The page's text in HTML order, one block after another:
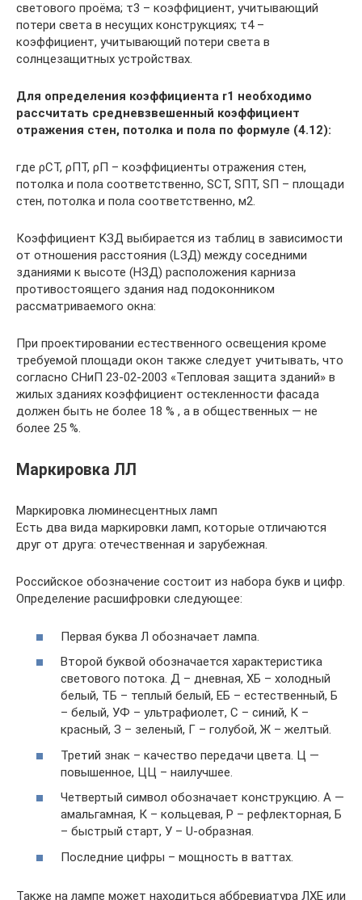
светового проёма; τ3 – коэффициент, учитывающий
потери света в несущих конструкциях; τ4 –
коэффициент, учитывающий потери света в
солнцезащитных устройствах.
Для определения коэффициента r1 необходимо
рассчитать средневзвешенный коэффициент
отражения стен, потолка и пола по формуле (4.12):
где ρСТ, ρПТ, ρП – коэффициенты отражения стен,
потолка и пола соответственно, SСТ, SПТ, SП – площади
стен, потолка и пола соответственно, м2.
Коэффициент KЗД выбирается из таблиц в зависимости
от отношения расстояния (LЗД) между соседними
зданиями к высоте (HЗД) расположения карниза
противостоящего здания над подоконником
рассматриваемого окна:
При проектировании естественного освещения кроме
требуемой площади окон также следует учитывать, что
согласно СНиП 23-02-2003 «Тепловая защита зданий» в
жилых зданиях коэффициент остекленности фасада
должен быть не более 18 % , а в общественных — не
более 25 %.
Маркировка ЛЛ
Маркировка люминесцентных ламп
Есть два вида маркировки ламп, которые отличаются
друг от друга: отечественная и зарубежная.
Российское обозначение состоит из набора букв и цифр.
Определение расшифровки следующее:
Первая буква Л обозначает лампа.
Второй буквой обозначается характеристика
светового потока. Д – дневная, ХБ – холодный
белый, ТБ – теплый белый, ЕБ – естественный, Б
– белый, УФ – ультрафиолет, С – синий, К –
красный, З – зеленый, Г – голубой, Ж – желтый.
Третий знак – качество передачи цвета. Ц —
повышенное, ЦЦ – наилучшее.
Четвертый символ обозначает конструкцию. А —
амальгамная, К – кольцевая, Р – рефлекторная, Б
– быстрый старт, У – U-образная.
Последние цифры – мощность в ваттах.
Также на лампе может находиться аббревиатура ЛХЕ или